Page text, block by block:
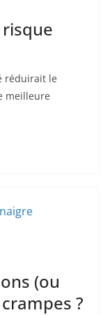
réduirait le
meilleure
(ou
?